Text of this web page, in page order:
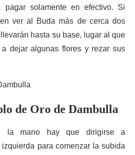
solamente en efectivo. Si
ver al Buda más de cerca dos
hasta su base, lugar al que
dejar algunas flores y rezar sus
de Oro de Dambulla
la mano hay que dirigirse a
para comenzar la subida